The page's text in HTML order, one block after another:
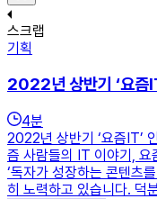
스크랩
기획
2022년 상반기 ‘요즘
4분
2022년 상반기 ‘요즘IT’
즘 사람들의 IT 이야기,
‘독자가 성장하는 콘텐츠
히 노력하고 있습니다. 덕